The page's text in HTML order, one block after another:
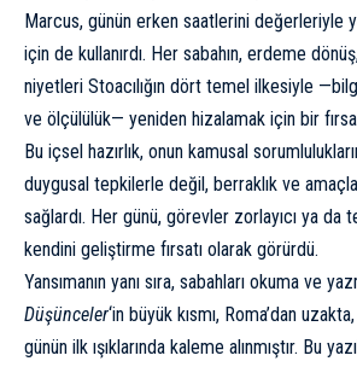
Marcus, günün erken saatlerini değerleriyle
için de kullanırdı. Her sabahın, erdeme
niyetleri Stoacılığın dört temel ilkesiyle
ve ölçülülük— yeniden hizalamak için bir
Bu içsel hazırlık, onun kamusal
duygusal tepkilerle değil, berraklık ve amaçla
sağlardı. Her günü, görevler zorlayıcı ya da
kendini geliştirme fırsatı olarak görürdü.
Yansımanın yanı sıra, sabahları okuma ve
Düşünceler‘in büyük kısmı, Roma’dan
günün ilk ışıklarında kaleme alınmıştır. Bu